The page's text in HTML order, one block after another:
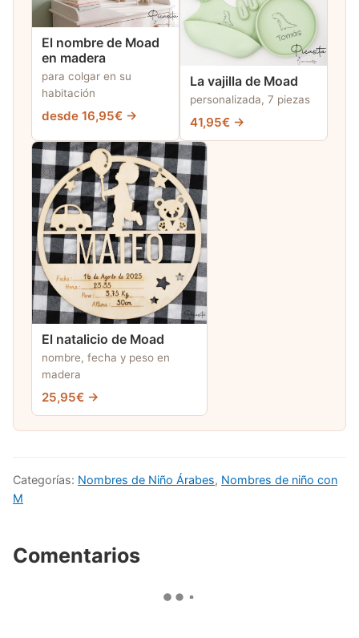
El nombre de Moad
en madera
para colgar en su
habitación
desde 16,95€ →
La vajilla de Moad
personalizada, 7 piezas
41,95€ →
El natalicio de Moad
nombre, fecha y peso en
madera
25,95€ →
Categorías: Nombres de Niño Árabes, Nombres de niño con
M
Comentarios